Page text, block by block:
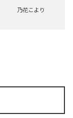
乃花こより